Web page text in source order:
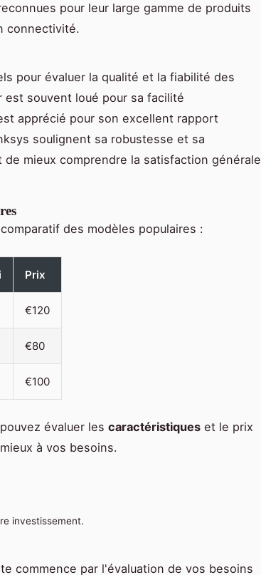
pour leur large gamme de produits
connectivité.
pour évaluer la qualité et la fiabilité des
est souvent loué pour sa facilité
apprécié pour son excellent rapport
soulignent sa robustesse et sa
mieux comprendre la satisfaction générale
des modèles populaires :
Prix
€120
€80
€100
évaluer les caractéristiques et le prix
à vos besoins.
investissement.
commence par l'évaluation de vos besoins